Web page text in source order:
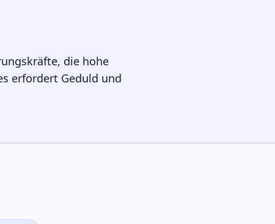
die hohe
erfordert Geduld und